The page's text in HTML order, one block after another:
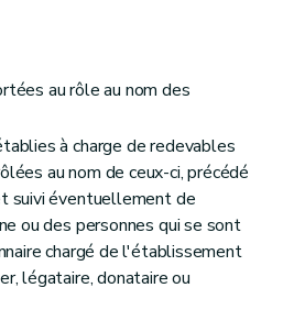
au rôle au nom des
à charge de redevables
au nom de ceux-ci, précédé
suivi éventuellement de
ou des personnes qui se sont
chargé de l'établissement
légataire, donataire ou